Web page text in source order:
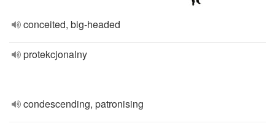
conceited, big-headed
protekcjonalny
condescending, patronising